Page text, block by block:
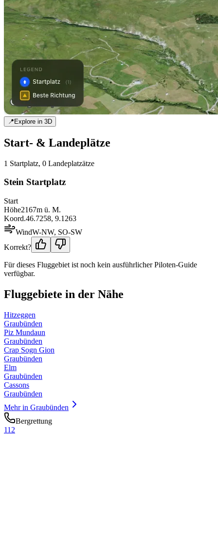
📍Explore in 3D
Start- & Landeplätze
1 Startplatz, 0 Landeplatzätze
Stein Startplatz
Start
Höhe2167m ü. M.
Koord.46.7258, 9.1263
WindW-NW, SO-SW
Korrekt?
Für dieses Fluggebiet ist noch kein ausführlicher Piloten-Guide
verfügbar.
Fluggebiete in der Nähe
Hitzeggen
Graubünden
Piz Mundaun
Graubünden
Crap Sogn Gion
Graubünden
Elm
Graubünden
Cassons
Graubünden
Mehr in Graubünden
Bergrettung
112